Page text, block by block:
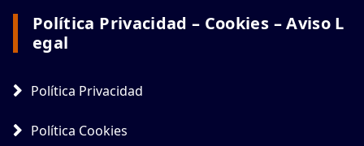
Política Privacidad – Cookies – Aviso L
Egal
Política Privacidad
Política Cookies